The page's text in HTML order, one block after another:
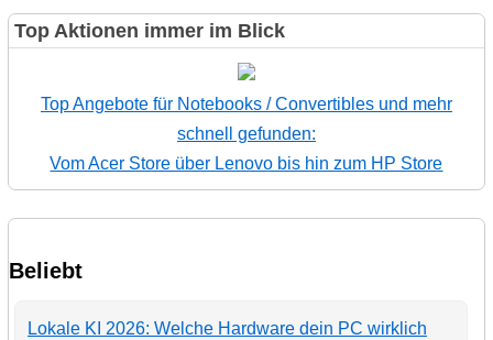
Top Aktionen immer im Blick
Top Angebote für Notebooks / Convertibles und mehr
schnell gefunden:
Vom Acer Store über Lenovo bis hin zum HP Store
Beliebt
Lokale KI 2026: Welche Hardware dein PC wirklich